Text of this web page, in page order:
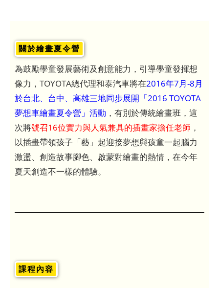
關於繪畫夏令營
為鼓勵學童發展藝術及創意能力，引導學童發揮想
像力，TOYOTA總代理和泰汽車將在2016年7月-8月
於台北、台中、高雄三地同步展開「2016 TOYOTA
夢想車繪畫夏令營」活動 ，有別於傳統繪畫班，這
次將號召16位實力與人氣兼具的插畫家擔任老師 ，
以插畫帶領孩子「藝」起迎接夢想與孩童一起腦力
激盪、創造故事腳色、啟蒙對繪畫的熱情，在今年
夏天創造不一樣的體驗。
課程內容